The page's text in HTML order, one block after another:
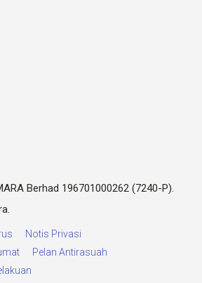
Berhad 196701000262 (7240-P).
Notis Privasi
Pelan Antirasuah